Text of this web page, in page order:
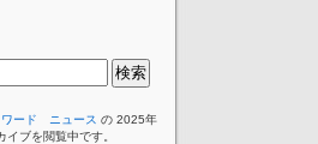
ワード ニュース の 2025年
イブを閲覧中です。